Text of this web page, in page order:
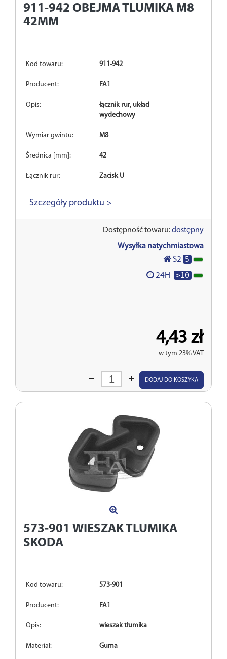
911-942 OBEJMA TLUMIKA M8
42MM
Kod towaru: 911-942
Producent: FA1
Opis:
łącznik rur, układ
wydechowy
Wymiar gwintu: M8
Średnica [mm]: 42
Łącznik rur: Zacisk U
Szczegóły produktu >
Dostępność towaru:dostępny
Wysyłka natychmiastowa
S2 5
24H >10
4,43 zł
w tym 23% VAT
Wprowadź
DODAJ DO KOSZYKA
573-901 WIESZAK TLUMIKA
SKODA
Kod towaru: 573-901
Producent: FA1
Opis: wieszak tłumika
Materiał: Guma